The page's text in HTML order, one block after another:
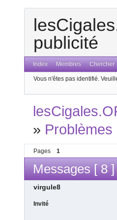
publicité
Index Membres Chercher
Vous n'êtes pas identifié.
» Problèmes
Pages 1
Messages [ 8 ]
virgule8
Invité